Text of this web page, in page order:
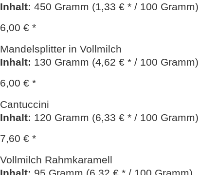
Inhalt: 450 Gramm (1,33 € * / 100 Gramm)
6,00 € *
Mandelsplitter in Vollmilch
Inhalt: 130 Gramm (4,62 € * / 100 Gramm)
6,00 € *
Cantuccini
Inhalt: 120 Gramm (6,33 € * / 100 Gramm)
7,60 € *
Vollmilch Rahmkaramell